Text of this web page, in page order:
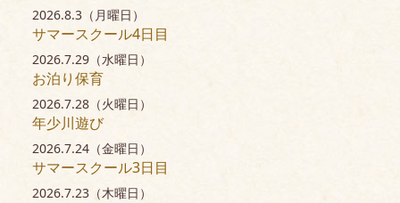
2026.8.3（月曜日）
サマースクール4日目
2026.7.29（水曜日）
お泊り保育
2026.7.28（火曜日）
年少川遊び
2026.7.24（金曜日）
サマースクール3日目
2026.7.23（木曜日）